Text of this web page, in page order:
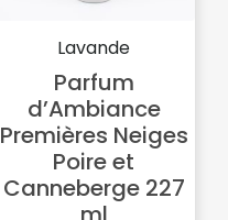
Lavande
Parfum
d’Ambiance
Premières Neiges
Poire et
Canneberge 227